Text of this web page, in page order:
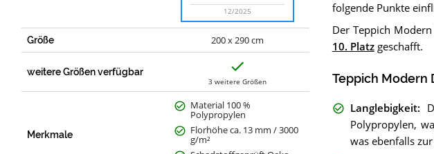
12/2025
Größe 200 x 290 cm
weitere Größen verfügbar
3 weitere Größen
Merkmale
Material 100 %
Polypropylen
Florhöhe ca. 13 mm / 3000
g/m²
folgende Punkte
Der Teppich
10. Platzgeschafft.
Teppich Modern
Langlebigkeit:
Polypropylen,
was ebenfalls